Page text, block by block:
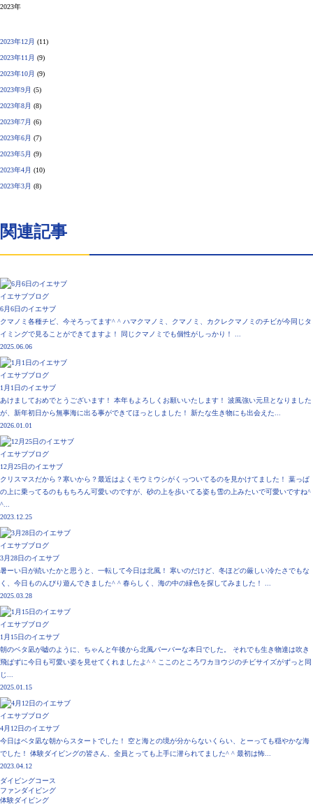
2023年
2023年12月 (11)
2023年11月 (9)
2023年10月 (9)
2023年9月 (5)
2023年8月 (8)
2023年7月 (6)
2023年6月 (7)
2023年5月 (9)
2023年4月 (10)
2023年3月 (8)
関連記事
イエサブブログ
6月6日のイエサブ
クマノミ各種チビ、今そろってます^ ^ ハマクマノミ、クマノミ、カクレクマノミのチビが今同じタ
イミングで見ることができてますよ！ 同じクマノミでも個性がしっかり！ ...
2025.06.06
イエサブブログ
1月1日のイエサブ
あけましておめでとうございます！ 本年もよろしくお願いいたします！ 波風強い元旦となりました
が、新年初日から無事海に出る事ができてほっとしました！ 新たな生き物にも出会えた...
2026.01.01
イエサブブログ
12月25日のイエサブ
クリスマスだから？寒いから？最近はよくモウミウシがくっついてるのを見かけてました！ 葉っぱ
の上に乗ってるのももちろん可愛いのですが、砂の上を歩いてる姿も雪の上みたいで可愛いですね^
^...
2023.12.25
イエサブブログ
3月28日のイエサブ
暑ーい日が続いたかと思うと、一転して今日は北風！ 寒いのだけど、冬ほどの厳しい冷たさでもな
く、今日ものんびり遊んできました^ ^ 春らしく、海の中の緑色を探してみました！ ...
2025.03.28
イエサブブログ
1月15日のイエサブ
朝のベタ凪が嘘のように、ちゃんと午後から北風バーバーな本日でした。 それでも生き物達は吹き
飛ばずに今日も可愛い姿を見せてくれましたよ^ ^ ここのところワカヨウジのチビサイズがずっと同
じ...
2025.01.15
イエサブブログ
4月12日のイエサブ
今日はベタ凪な朝からスタートでした！ 空と海との境が分からないくらい、とーっても穏やかな海
でした！ 体験ダイビングの皆さん、全員とっても上手に潜られてました^ ^ 最初は怖...
2023.04.12
ダイビングコース
ファンダイビング
体験ダイビング